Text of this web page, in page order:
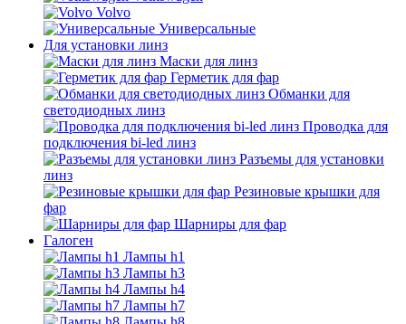
Volvo
Универсальные
Для установки линз
Маски для линз
Герметик для фар
Обманки для
светодиодных линз
Проводка для
подключения bi-led линз
Разъемы для установки
линз
Резиновые крышки для
фар
Шарниры для фар
Галоген
Лампы h1
Лампы h3
Лампы h4
Лампы h7